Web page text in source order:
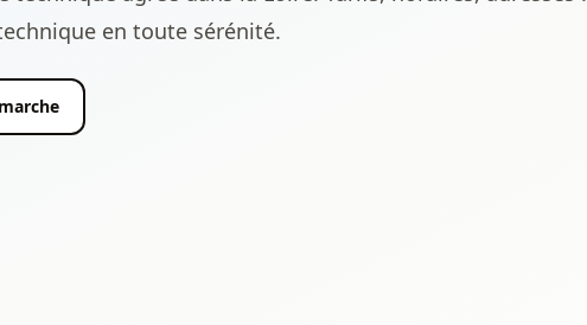
en toute sérénité.